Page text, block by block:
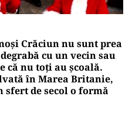
Crăciun nu sunt prea
cu un vecin sau
că nu toți au școală.
în Marea Britanie,
sfert de secol o formă